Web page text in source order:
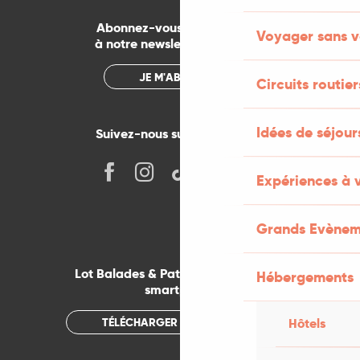
Voyager sans
Circuits
Idées de
Expériences à
Grands
Hébergements
Hôtels
Abonnez-vous gratuitement
à notre newsletter mensuelle
JE M'ABONNE
Suivez-nous sur les réseaux !
Lot Balades & Patrimoines sur votre
smartphone
TÉLÉCHARGER L'APPLICATION